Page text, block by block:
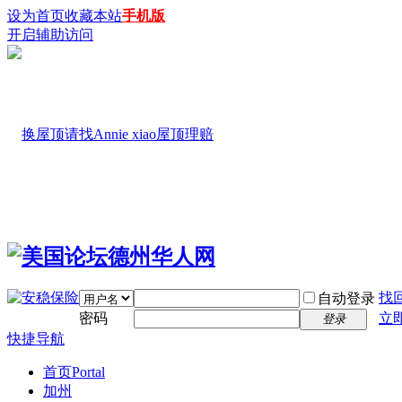
设为首页收藏本站手机版
开启辅助访问
自动登录 找
密码
登录
立
快捷导航
首页Portal
加州